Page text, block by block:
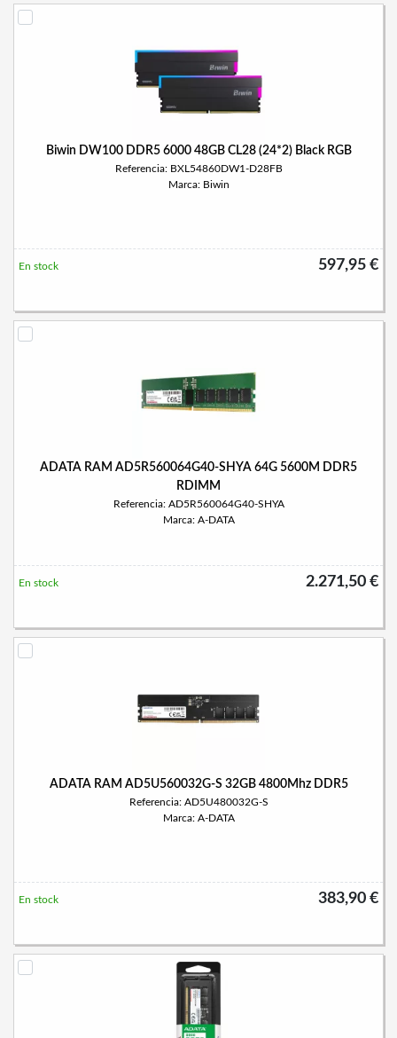
Biwin DW100 DDR5 6000 48GB CL28 (24*2) Black RGB
Referencia: BXL54860DW1-D28FB
Marca: Biwin
597,95 €
En stock
ADATA RAM AD5R560064G40-SHYA 64G 5600M DDR5
RDIMM
Referencia: AD5R560064G40-SHYA
Marca: A-DATA
2.271,50 €
En stock
ADATA RAM AD5U560032G-S 32GB 4800Mhz DDR5
Referencia: AD5U480032G-S
Marca: A-DATA
383,90 €
En stock